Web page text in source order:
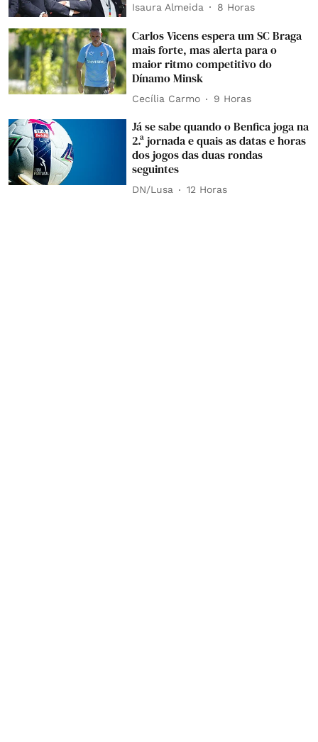
Isaura Almeida 8 Horas
Carlos Vicens espera um SC Braga
mais forte, mas alerta para o
maior ritmo competitivo do
Dínamo Minsk
Cecília Carmo 9 Horas
Já se sabe quando o Benfica joga na
2.ª jornada e quais as datas e horas
dos jogos das duas rondas
seguintes
DN/Lusa 12 Horas